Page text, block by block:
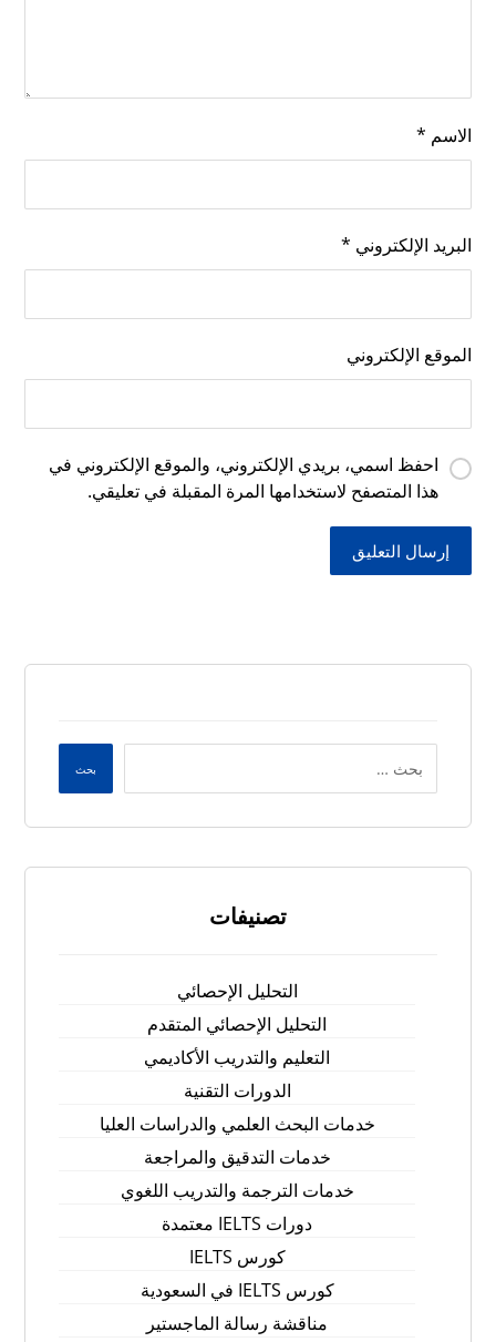
الاسم *
البريد الإلكتروني *
الموقع الإلكتروني
احفظ اسمي، بريدي الإلكتروني، والموقع الإلكتروني في
هذا المتصفح لاستخدامها المرة المقبلة في تعليقي.
إرسال التعليق
بحث
تصنيفات
التحليل الإحصائي
التحليل الإحصائي المتقدم
التعليم والتدريب الأكاديمي
الدورات التقنية
خدمات البحث العلمي والدراسات العليا
خدمات التدقيق والمراجعة
خدمات الترجمة والتدريب اللغوي
دورات IELTS معتمدة
كورس IELTS
كورس IELTS في السعودية
مناقشة رسالة الماجستير